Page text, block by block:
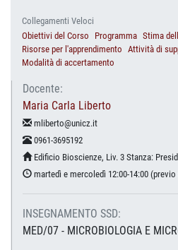
Collegamenti Veloci
Obiettivi del Corso
Programma Stima
Risorse per l'apprendimento Attività di
Modalità di accertamento
Docente:
Maria Carla Liberto
mliberto@unicz.it
0961-3695192
Edificio Bioscienze, Liv. 3 Stanza:
martedì e mercoledì 12:00-14:00
INSEGNAMENTO SSD:
MED/07 - MICROBIOLOGIA E